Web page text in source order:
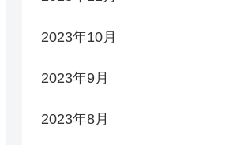
2023年10月
2023年9月
2023年8月